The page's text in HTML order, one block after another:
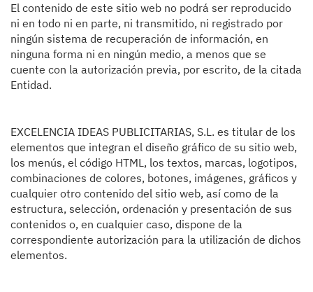
El contenido de este sitio web no podrá ser reproducido
ni en todo ni en parte, ni transmitido, ni registrado por
ningún sistema de recuperación de información, en
ninguna forma ni en ningún medio, a menos que se
cuente con la autorización previa, por escrito, de la citada
Entidad.
EXCELENCIA IDEAS PUBLICITARIAS, S.L. es titular de los
elementos que integran el diseño gráfico de su sitio web,
los menús, el código HTML, los textos, marcas, logotipos,
combinaciones de colores, botones, imágenes, gráficos y
cualquier otro contenido del sitio web, así como de la
estructura, selección, ordenación y presentación de sus
contenidos o, en cualquier caso, dispone de la
correspondiente autorización para la utilización de dichos
elementos.